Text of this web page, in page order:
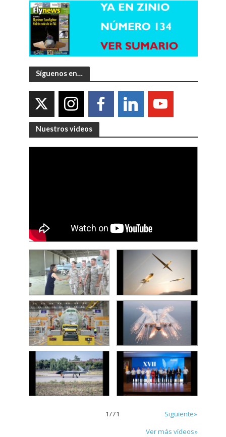
Síguenos en…
Nuestros videos
1/71
Siguiente»
Ver más vídeos»